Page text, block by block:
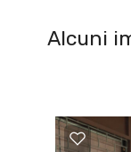
Alcuni